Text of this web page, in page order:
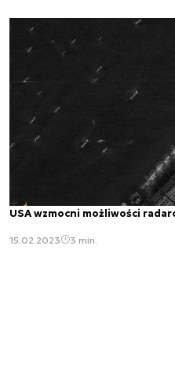
USA wzmocni możliwości
15.02.2023 3 min.